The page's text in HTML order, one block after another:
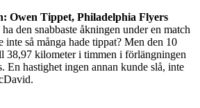
Owen Tippet, Philadelphia Flyers
den snabbaste åkningen under en match
inte så många hade tippat? Men den 10
38,97 kilometer i timmen i förlängningen
En hastighet ingen annan kunde slå, inte